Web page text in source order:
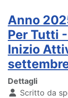
Anno
Per Tutti
Inizio
Dettagli
Scritto da